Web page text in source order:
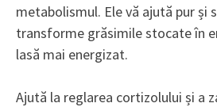
metabolismul. Ele vă ajută pur și
transforme grăsimile stocate în
lasă mai energizat.
Ajută la reglarea cortizolului și a